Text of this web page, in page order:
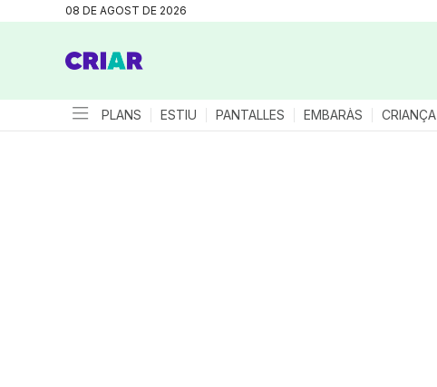
08 DE AGOST DE 2026
PLANS ESTIU PANTALLES EMBARÀS CRIANÇA